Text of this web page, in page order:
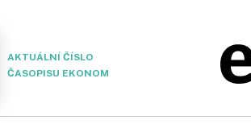
AKTUÁLNÍ ČÍSLO
ČASOPISU EKONOM